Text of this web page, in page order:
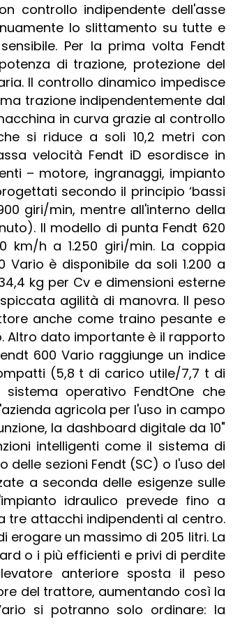
controllo indipendente dell'asse
lo slittamento su tutte e
Per la prima volta Fendt
di trazione, protezione del
Il controllo dinamico impedisce
trazione indipendentemente dal
in curva grazie al controllo
si riduce a soli 10,2 metri con
velocità Fendt iD esordisce in
– motore, ingranaggi, impianto
secondo il principio ‘bassi
giri/min, mentre all'interno della
Il modello di punta Fendt 620
km/h a 1.250 giri/min. La coppia
è disponibile da soli 1.200 a
kg per Cv e dimensioni esterne
agilità di manovra. Il peso
anche come traino pesante e
Altro dato importante è il rapporto
600 Vario raggiunge un indice
(5,8 t di carico utile/7,7 t di
operativo FendtOne che
agricola per l'uso in campo
la dashboard digitale da 10"
intelligenti come il sistema di
sezioni Fendt (SC) o l'uso del
a seconda delle esigenze sulle
idraulico prevede fino a
tre attacchi indipendenti al centro.
erogare un massimo di 205 litri. La
o i più efficienti e privi di perdite
anteriore sposta il peso
del trattore, aumentando così la
si potranno solo ordinare: la